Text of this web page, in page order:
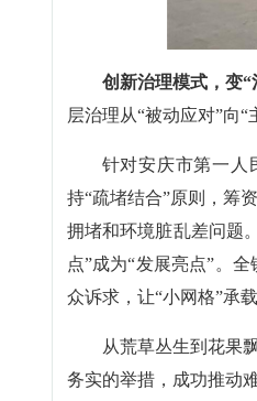
创新治理模式，变“
层治理从“被动应对”向“
针对安庆市第一人
持“疏堵结合”原则，筹
拥堵和环境脏乱差问题
点”成为“发展亮点”。
众诉求，让“小网格”承
从荒草丛生到花果
务实的举措，成功推动